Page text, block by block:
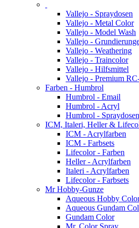
Vallejo - Spraydosen
Vallejo - Metal Color
Vallejo - Model Wash
Vallejo -
Vallejo - Weathering
Vallejo - Traincolor
Vallejo - Hilfsmittel
Vallejo - Premium
Farben - Humbrol
Humbrol - Email
Humbrol - Acryl
Humbrol - Spraydosen
ICM, Italeri, Heller &
ICM - Acrylfarben
ICM - Farbsets
Lifecolor - Farben
Heller - Acrylfarben
Italeri - Acrylfarben
Lifecolor - Farbsets
Mr Hobby-Gunze
Aqueous Hobby
Aqueous Gundam
Gundam Color
Mr. Color Spray